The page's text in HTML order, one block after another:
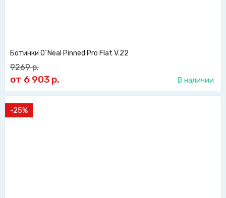
Ботинки O´Neal Pinned Pro Flat V.22
9269р.
от 6 903 р. В наличии
-25%